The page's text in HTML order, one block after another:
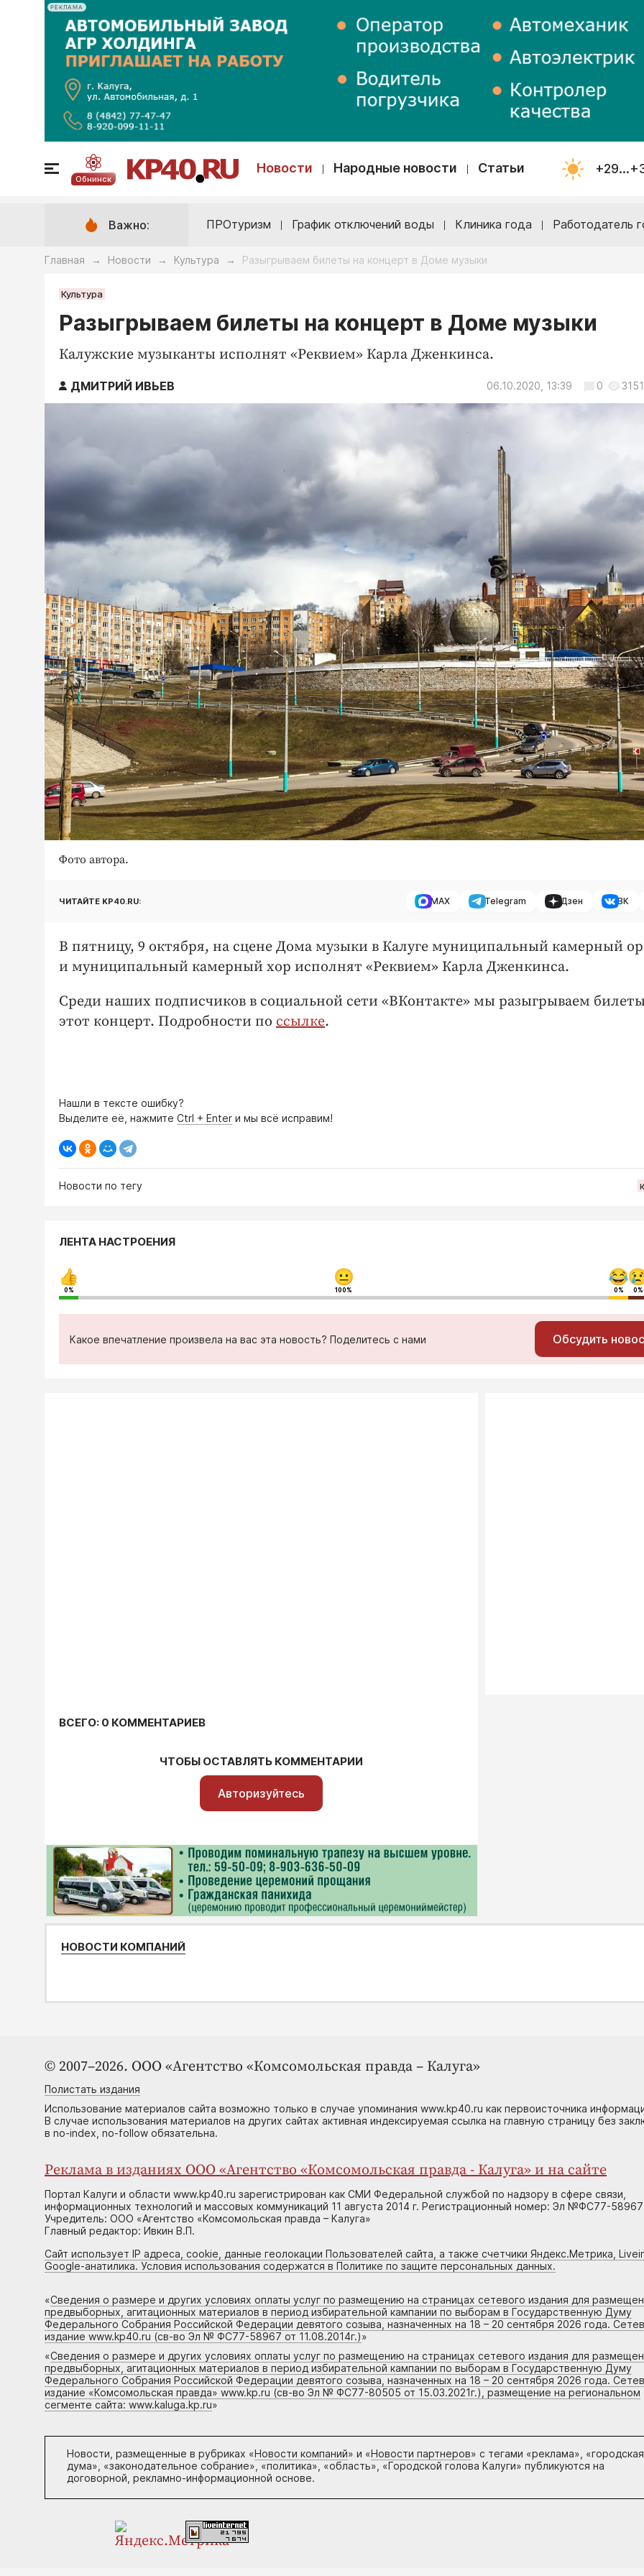
РЕКЛАМА
Обнинск
Новости Народные новости Статьи
Важно: ПРОтуризм График отключений воды Клиника года Работодатель
Главная → Новости → Культура → Разыгрываем билеты на концерт в Доме музыки
Культура
Разыгрываем билеты на концерт в Доме музыки
Калужские музыканты исполнят «Реквием» Карла Дженкинса.
ДМИТРИЙ ИВЬЕВ 06.10.2020, 13:39 0 3151
Фото автора.
ЧИТАЙТЕ KP40.RU: MAX Telegram Дзен ВК
В пятницу, 9 октября, на сцене Дома музыки в Калуге муниципальный камерный
и муниципальный камерный хор исполнят «Реквием» Карла Дженкинса.
Среди наших подписчиков в социальной сети «ВКонтакте» мы разыгрываем
этот концерт. Подробности по ссылке.
Нашли в тексте ошибку?
Выделите её, нажмите Ctrl + Enter и мы всё исправим!
Новости по тегу
ЛЕНТА НАСТРОЕНИЯ
0% 100% 0% 0%
Какое впечатление произвела на вас эта новость? Поделитесь с нами Обсудить
ВСЕГО: 0 КОММЕНТАРИЕВ
ЧТОБЫ ОСТАВЛЯТЬ КОММЕНТАРИИ
Авторизуйтесь
НОВОСТИ КОМПАНИЙ
© 2007–2026. ООО «Агентство «Комсомольская правда – Калуга»
Полистать издания
Использование материалов сайта возможно только в случае упоминания www.kp40.ru как первоисточника
В случае использования материалов на других сайтах активная индексируемая ссылка на главную страницу без
в no-index, no-follow обязательна.
Реклама в изданиях ООО «Агентство «Комсомольская правда - Калуга» и на сайте
Портал Калуги и области www.kp40.ru зарегистрирован как СМИ Федеральной службой по надзору в сфере связи,
информационных технологий и массовых коммуникаций 11 августа 2014 г. Регистрационный номер: Эл №ФС77-58967
Учредитель: ООО «Агентство «Комсомольская правда – Калуга»
Главный редактор: Ивкин В.П.
Сайт использует IP адреса, cookie, данные геолокации Пользователей сайта, а также счетчики Яндекс.Метрика,
Google-анатилика. Условия использования содержатся в Политике по защите персональных данных.
«Сведения о размере и других условиях оплаты услуг по размещению на страницах сетевого издания для
предвыборных, агитационных материалов в период избирательной кампании по выборам в Государственную Думу
Федерального Собрания Российской Федерации девятого созыва, назначенных на 18 – 20 сентября 2026 года.
издание www.kp40.ru (св-во Эл № ФС77-58967 от 11.08.2014г.)»
«Сведения о размере и других условиях оплаты услуг по размещению на страницах сетевого издания для
предвыборных, агитационных материалов в период избирательной кампании по выборам в Государственную Думу
Федерального Собрания Российской Федерации девятого созыва, назначенных на 18 – 20 сентября 2026 года.
издание «Комсомольская правда» www.kp.ru (св-во Эл № ФС77-80505 от 15.03.2021г.), размещение на региональном
сегменте сайта: www.kaluga.kp.ru»
Новости, размещенные в рубриках «Новости компаний» и «Новости партнеров» с тегами «реклама», «городская
дума», «законодательное собрание», «политика», «область», «Городской голова Калуги» публикуются на
договорной, рекламно-информационной основе.